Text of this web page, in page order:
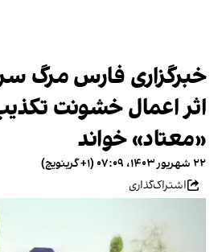
خبرگزاری فارس مرگ
اثر اعمال خشونت تکذیب
«معتاد» خواند
۲۲ شهریور ۱۴۰۳، ۰۷:۰۹ (‎+۱ گرینویچ)
اشتراک‌گذاری